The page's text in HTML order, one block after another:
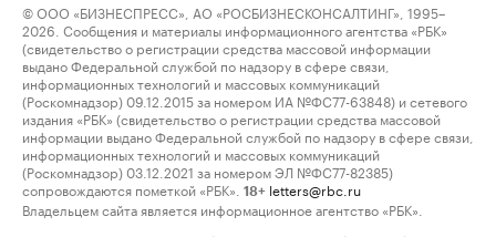
© ООО «БИЗНЕСПРЕСС», АО «РОСБИЗНЕСКОНСАЛТИНГ», 1995–
2026. Сообщения и материалы информационного агентства «РБК»
(свидетельство о регистрации средства массовой информации
выдано Федеральной службой по надзору в сфере связи,
информационных технологий и массовых коммуникаций
(Роскомнадзор) 09.12.2015 за номером ИА №ФС77-63848) и сетевого
издания «РБК» (свидетельство о регистрации средства массовой
информации выдано Федеральной службой по надзору в сфере связи,
информационных технологий и массовых коммуникаций
(Роскомнадзор) 03.12.2021 за номером ЭЛ №ФС77-82385)
сопровождаются пометкой «РБК».
18+ letters@rbc.ru
Владельцем сайта является информационное агентство «РБК».